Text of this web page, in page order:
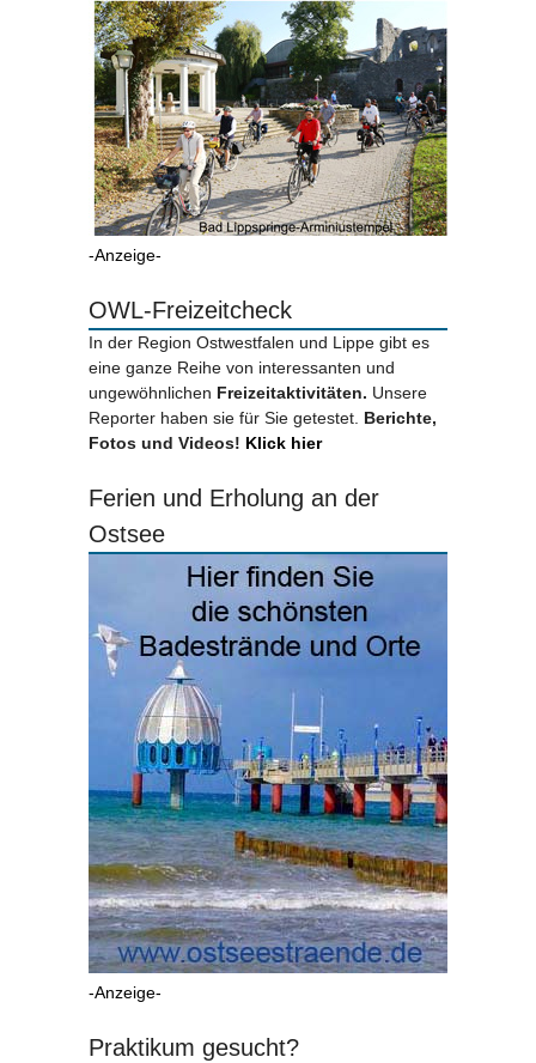
-Anzeige-
OWL-Freizeitcheck
In der Region Ostwestfalen und Lippe gibt es
eine ganze Reihe von interessanten und
ungewöhnlichen Freizeitaktivitäten. Unsere
Reporter haben sie für Sie getestet. Berichte,
Fotos und Videos! Klick hier
Ferien und Erholung an der
Ostsee
-Anzeige-
Praktikum gesucht?